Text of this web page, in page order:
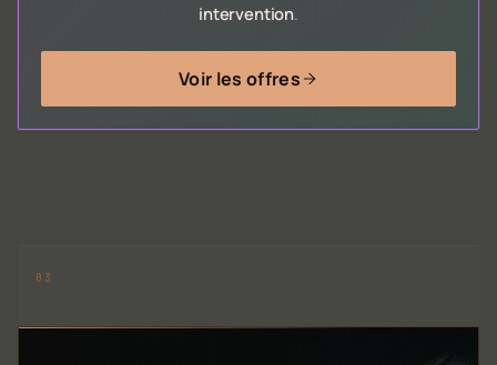
intervention.
Voir les offres